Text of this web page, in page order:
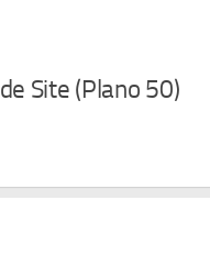
Site (Plano 50)